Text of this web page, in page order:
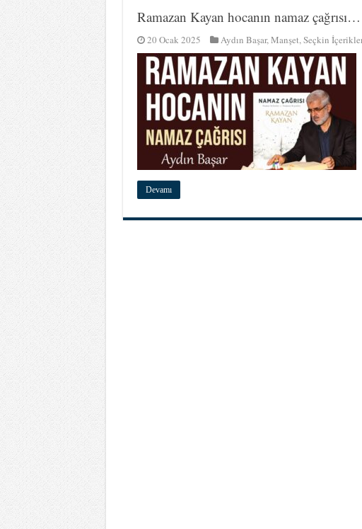
Ramazan Kayan hocanın namaz çağrısı…
20 Ocak 2025 Aydın Başar,Manşet,Seçkin İçerikler
Devamı